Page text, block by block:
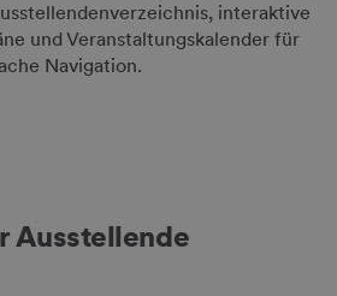
interaktive
und Veranstaltungskalender für
Navigation.
Ausstellende